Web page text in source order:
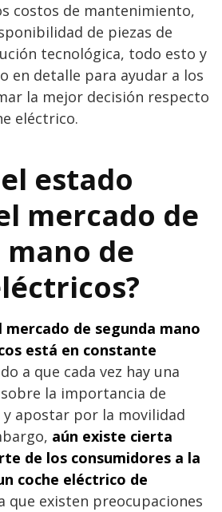
costos de mantenimiento,
de piezas de
tecnológica, todo esto y
en detalle para ayudar a los
la mejor decisión respecto
eléctrico.
estado
mercado de
de
mercado de segunda mano
está en constante
a que cada vez hay una
la importancia de
apostar por la movilidad
aún existe cierta
de los consumidores a la
coche eléctrico de
que existen preocupaciones